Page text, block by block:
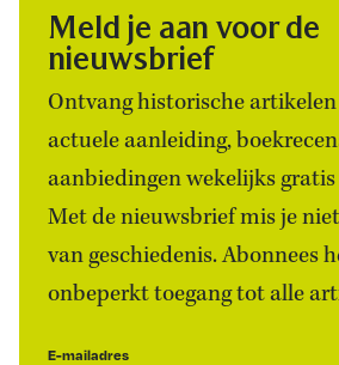
Meld je aan voor de
nieuwsbrief
Ontvang historische
actuele aanleiding,
aanbiedingen wekelijks
Met de nieuwsbrief mis je
van geschiedenis. Abonnees
onbeperkt toegang tot alle
E-mailadres